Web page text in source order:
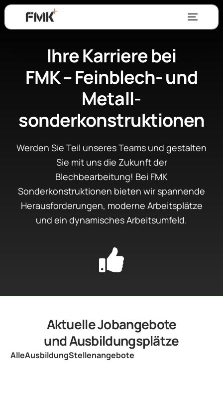
Ihre Karriere bei
FMK – Feinblech- und
Metall­
sonderkonstruktionen
Werden Sie Teil unseres Teams und gestalten
Sie mit uns die Zukunft der
Blechbearbeitung! Bei FMK
Sonderkonstruktionen bieten wir spannende
Herausforderungen, moderne Arbeitsplätze
und ein dynamisches Arbeitsumfeld.
Aktuelle Jobangebote
und Ausbildungsplätze
AlleAusbildungStellenangebote